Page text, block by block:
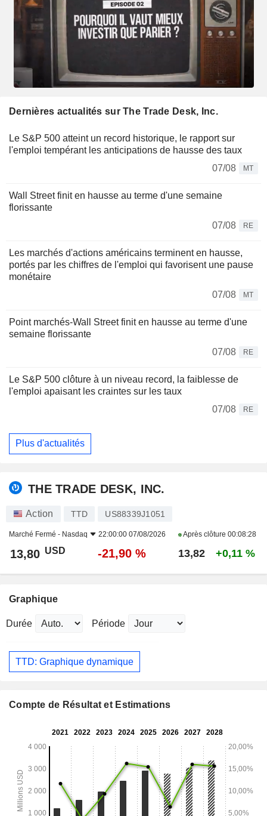
Dernières actualités sur The Trade Desk, Inc.
Le S&P 500 atteint un record historique, le rapport sur
l'emploi tempérant les anticipations de hausse des taux
07/08
MT
Wall Street finit en hausse au terme d'une semaine
florissante
07/08
RE
Les marchés d'actions américains terminent en hausse,
portés par les chiffres de l'emploi qui favorisent une pause
monétaire
07/08
MT
Point marchés-Wall Street finit en hausse au terme d'une
semaine florissante
07/08
RE
Le S&P 500 clôture à un niveau record, la faiblesse de
l'emploi apaisant les craintes sur les taux
07/08
RE
Plus d'actualités
THE TRADE DESK, INC.
Action TTD US88339J1051
Marché Fermé - Nasdaq 22:00:00 07/08/2026 Après clôture 00:08:28
13,80 USD -21,90 % 13,82 +0,11 %
Graphique
Durée Période
TTD: Graphique dynamique
Compte de Résultat et Estimations